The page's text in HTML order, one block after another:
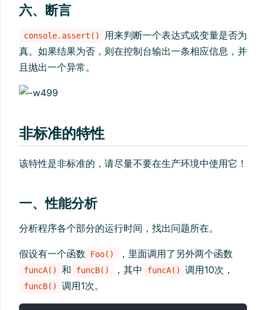
六、断言
console.assert()
用来判断一个表达式或变量是否为
真。如果结果为否，则在控制台输出一条相应信息，并
且抛出一个异常。
非标准的特性
该特性是非标准的，请尽量不要在生产环境中使用它！
一、性能分析
分析程序各个部分的运行时间，找出问题所在。
假设有一个函数 Foo() ，里面调用了另外两个函数
funcA() 和 funcB() ，其中 funcA() 调用10次，
funcB() 调用1次。